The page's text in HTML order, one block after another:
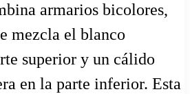
armarios bicolores,
mezcla el blanco
superior y un cálido
en la parte inferior. Esta